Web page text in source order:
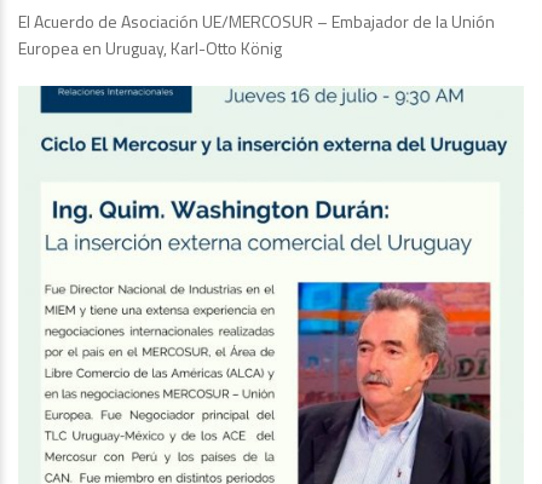
El Acuerdo de Asociación UE/MERCOSUR – Embajador de la Unión
Europea en Uruguay, Karl-Otto König